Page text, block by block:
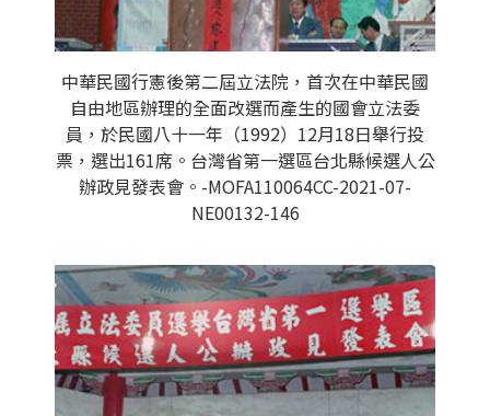
中華民國行憲後第二屆立法院，首次在中華民國
自由地區辦理的全面改選而產生的國會立法委
員，於民國八十一年（1992）12月18日舉行投
票，選出161席。台灣省第一選區台北縣候選人公
辦政見發表會。-MOFA110064CC-2021-07-
NE00132-146